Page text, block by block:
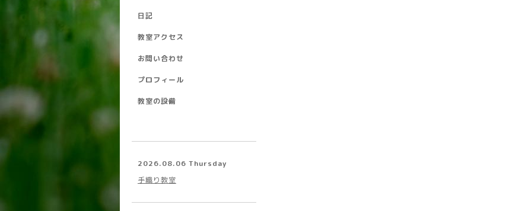
日記
教室アクセス
お問い合わせ
プロフィール
教室の設備
2026.08.06 Thursday
手織り教室